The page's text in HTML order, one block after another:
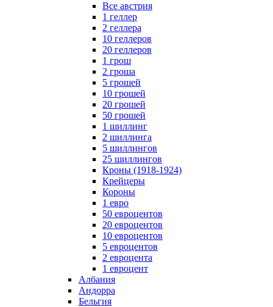
Все австрия
1 геллер
2 геллера
10 геллеров
20 геллеров
1 грош
2 гроша
5 грошей
10 грошей
20 грошей
50 грошей
1 шиллинг
2 шиллинга
5 шиллингов
25 шиллингов
Кроны (1918-1924)
Крейцеры
Короны
1 евро
50 евроцентов
20 евроцентов
10 евроцентов
5 евроцентов
2 евроцента
1 евроцент
Албания
Андорра
Бельгия